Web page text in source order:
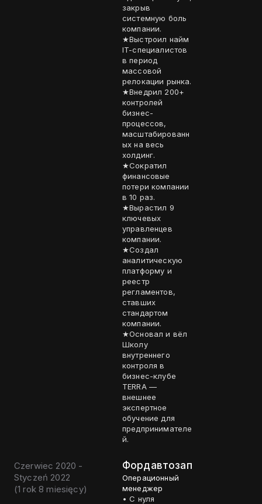
закрыв
системную боль
компании.
★Выстроил найм
IT-специалистов
в период
массовой
релокации рынка.
★Внедрил 200+
контролей
бизнес-
процессов,
масштабированн
ых на весь
холдинг.
★Сократил
финансовые
потери компании
в 10 раз.
★Вырастил 9
ключевых
управленцев
компании.
★Создал
аналитическую
платформу и
реестр
регламентов,
ставших
стандартом
компании.
★Основал и вёл
Школу
внутреннего
контроля в
бизнес-клубе
TERRA —
внешнее
экспертное
обучение для
предпринимателе
й.
Czerwiec 2020 -
Styczeń 2022
(1 rok 8 miesięcy)
Фордавтозап
Операционный
менеджер
• С нуля